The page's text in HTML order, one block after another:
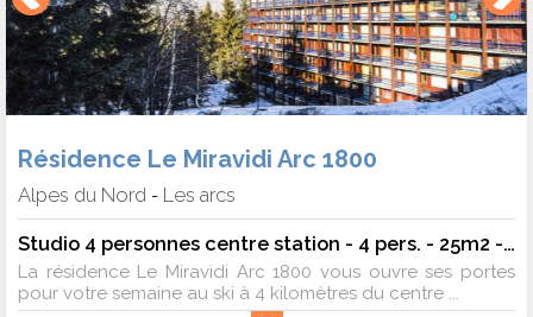
Résidence Le Miravidi Arc 1800
Alpes du Nord - Les arcs
Studio 4 personnes centre station - 4 pers. - 25m2 - TV
La résidence Le Miravidi Arc 1800 vous ouvre ses portes
pour votre semaine au ski à 4 kilomètres du centre ...